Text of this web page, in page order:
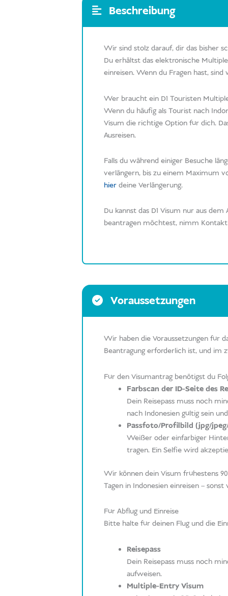
Beschreibung
Wir sind stolz darauf, dir das bisher
Du erhältst das elektronische
einreisen. Wenn du Fragen hast,
Wer braucht ein D1 Touristen
Wenn du häufig als Tourist nach
Visum die richtige Option für dich.
Ausreisen.
Falls du während einiger Besuche
verlängern, bis zu einem Maximum
hierdeine Verlängerung.
Du kannst das D1 Visum nur aus
beantragen möchtest, nimm
Voraussetzungen
Wir haben die Voraussetzungen für
Beantragung erforderlich ist, und im
Für den Visumantrag benötigst du
Farbscan der ID-Seite des
Dein Reisepass muss noch
nach Indonesien gültig sein
Passfoto/Profilbild (jpg/
Weißer oder einfarbiger
tragen. Ein Selfie wird
Wir können dein Visum frühestens
Tagen in Indonesien einreisen –
Für Abflug und Einreise
Bitte halte für deinen Flug und die
Reisepass
Dein Reisepass muss noch
aufweisen.
Multiple-Entry Visum